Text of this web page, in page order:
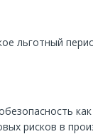
льготный
рисков в